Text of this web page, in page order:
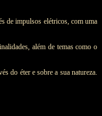
de impulsos elétricos, com uma
além de temas como o
do éter e sobre a sua natureza.